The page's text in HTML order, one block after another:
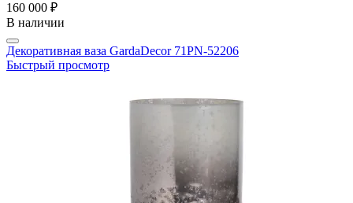
160 000 ₽
В наличии
Декоративная ваза GardaDecor 71PN-52206
Быстрый просмотр